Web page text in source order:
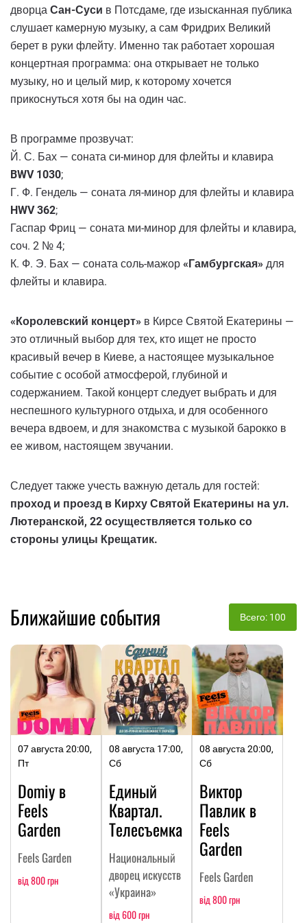
дворца Сан-Суси в Потсдаме, где изысканная публика
слушает камерную музыку, а сам Фридрих Великий
берет в руки флейту. Именно так работает хорошая
концертная программа: она открывает не только
музыку, но и целый мир, к которому хочется
прикоснуться хотя бы на один час.
В программе прозвучат:
Й. С. Бах — соната си-минор для флейты и клавира
BWV 1030;
Г. Ф. Гендель — соната ля-минор для флейты и клавира
HWV 362;
Гаспар Фриц — соната ми-минор для флейты и клавира,
соч. 2 № 4;
К. Ф. Э. Бах — соната соль-мажор «Гамбургская» для
флейты и клавира.
«Королевский концерт» в Кирсе Святой Екатерины —
это отличный выбор для тех, кто ищет не просто
красивый вечер в Киеве, а настоящее музыкальное
событие с особой атмосферой, глубиной и
содержанием. Такой концерт следует выбрать и для
неспешного культурного отдыха, и для особенного
вечера вдвоем, и для знакомства с музыкой барокко в
ее живом, настоящем звучании.
Следует также учесть важную деталь для гостей:
проход и проезд в Кирху Святой Екатерины на ул.
Лютеранской, 22 осуществляется только со
стороны улицы Крещатик.
Ближайшие события Всего: 100
07 августа 20:00,
Пт
Domiy в
Feels
Garden
Feels Garden
від 800 грн
08 августа 17:00,
Сб
Единый
Квартал.
Телесъемка
Национальный
дворец искусств
«Украина»
від 600 грн
08 августа 20:00,
Сб
Виктор
Павлик в
Feels
Garden
Feels Garden
від 800 грн